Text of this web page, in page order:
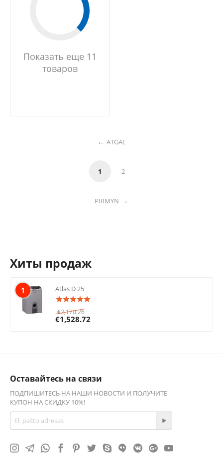
Показать еще 11
товаров
ATGAL
1 2
PIRMYN
Хиты продаж
1 Atlas D 25
€2,170.26
€1,528.72
Оставайтесь на связи
ПОДПИШИТЕСЬ НА НАШИ НОВОСТИ И ПОЛУЧИТЕ
КУПОН НА СКИДКУ 10%!